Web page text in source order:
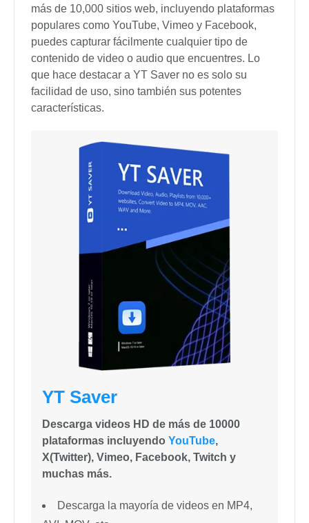
más de 10,000 sitios web, incluyendo plataformas
populares como YouTube, Vimeo y Facebook,
puedes capturar fácilmente cualquier tipo de
contenido de video o audio que encuentres. Lo
que hace destacar a YT Saver no es solo su
facilidad de uso, sino también sus potentes
características.
YT Saver
Descarga videos HD de más de 10000
plataformas incluyendo YouTube,
X(Twitter), Vimeo, Facebook, Twitch y
muchas más.
Descarga la mayoría de videos en MP4,